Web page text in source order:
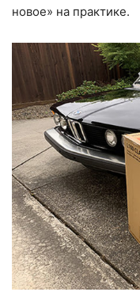
новое» на практике.